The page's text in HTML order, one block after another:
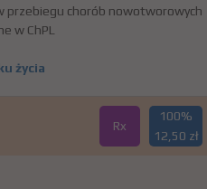
przebiegu chorób nowotworowych
w ChPL
życia
Rx
100%
12,50 zł